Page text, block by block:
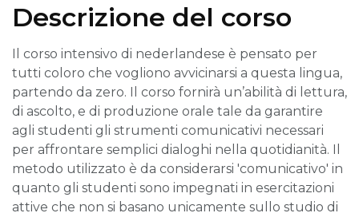
Descrizione del corso
Il corso intensivo di nederlandese è pensato per
tutti coloro che vogliono avvicinarsi a questa lingua,
partendo da zero. Il corso fornirà un’abilità di lettura,
di ascolto, e di produzione orale tale da garantire
agli studenti gli strumenti comunicativi necessari
per affrontare semplici dialoghi nella quotidianità. Il
metodo utilizzato è da considerarsi 'comunicativo' in
quanto gli studenti sono impegnati in esercitazioni
attive che non si basano unicamente sullo studio di